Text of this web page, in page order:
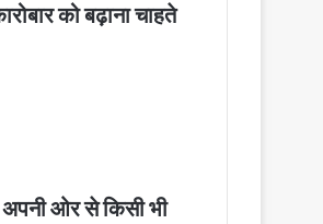
को बढ़ाना चाहते
ओर से किसी भी